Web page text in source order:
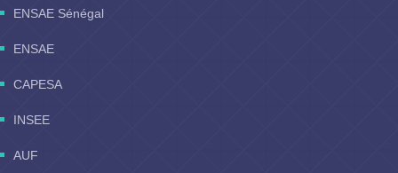
ENSAE Sénégal
ENSAE
CAPESA
INSEE
AUF